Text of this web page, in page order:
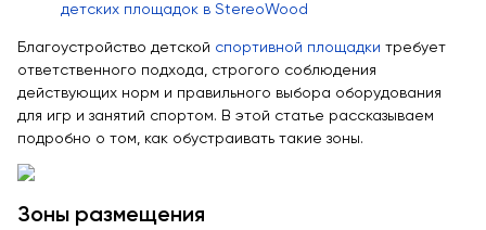
Теневые навесы для детских садов
Встраиваемые уличные батуты
Показать все товары
МАФ
Скамейки
детских площадок в StereoWood
Благоустройство детской спортивной площадки требует
ответственного подхода, строгого соблюдения
действующих норм и правильного выбора оборудования
для игр и занятий спортом. В этой статье рассказываем
подробно о том, как обустраивать такие зоны.
Зоны размещения